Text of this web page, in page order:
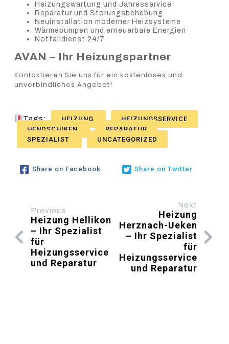
Heizungswartung und Jahresservice
Reparatur und Störungsbehebung
Neuinstallation moderner Heizsysteme
Wärmepumpen und erneuerbare Energien
Notfalldienst 24/7
AVAN – Ihr Heizungspartner
Kontaktieren Sie uns für ein kostenloses und
unverbindliches Angebot!
Tags: HEIZUNG
HEIZUNGSSERVICE
HENDSCHIKEN
REPARATUR
SPEZIALIST
UNCATEGORIZED
Share on Facebook Share on Twitter
Previous
Heizung Hellikon
– Ihr Spezialist
für
Heizungsservice
und Reparatur
Next
Heizung
Herznach-Ueken
– Ihr Spezialist
für
Heizungsservice
und Reparatur